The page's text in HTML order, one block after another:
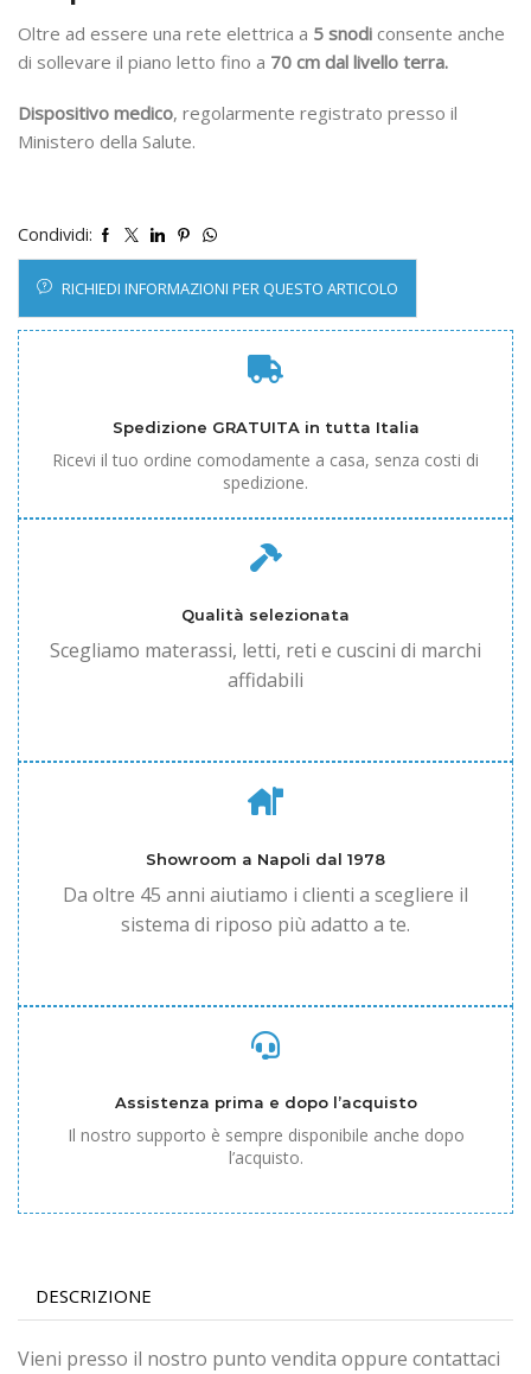
Oltre ad essere una rete elettrica a 5 snodi consente anche
di sollevare il piano letto fino a 70 cm dal livello terra.
Dispositivo medico, regolarmente registrato presso il
Ministero della Salute.
Condividi:
RICHIEDI INFORMAZIONI PER QUESTO ARTICOLO
Spedizione GRATUITA in tutta Italia
Ricevi il tuo ordine comodamente a casa, senza costi di
spedizione.
Qualità selezionata
Scegliamo materassi, letti, reti e cuscini di marchi
affidabili
Showroom a Napoli dal 1978
Da oltre 45 anni aiutiamo i clienti a scegliere il
sistema di riposo più adatto a te.
Assistenza prima e dopo l’acquisto
Il nostro supporto è sempre disponibile anche dopo
l’acquisto.
DESCRIZIONE
Vieni presso il nostro punto vendita oppure contattaci